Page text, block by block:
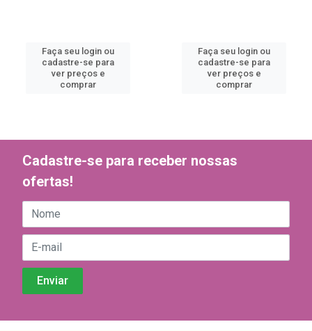
Faça seu login ou
cadastre-se para
ver preços e
comprar
Faça seu login ou
cadastre-se para
ver preços e
comprar
Cadastre-se para receber nossas
ofertas!